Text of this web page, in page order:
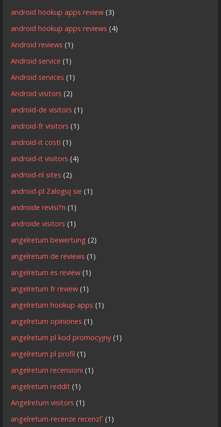
android hookup apps review (3)
android hookup apps reviews (4)
Android reviews (1)
Android service (1)
Android services (1)
Android visitors (2)
android-de visitors (1)
android-fr visitors (1)
android-it costi (1)
android-it visitors (4)
android-nl sites (2)
android-pl Zaloguj sie (1)
androide revisi?n (1)
androide visitors (1)
angelreturn bewertung (2)
angelreturn de reviews (1)
angelreturn es review (1)
angelreturn fr review (1)
angelreturn hookup apps (1)
angelreturn opiniones (1)
angelreturn pl kod promocyjny (1)
angelreturn pl profil (1)
angelreturn recensioni (1)
angelreturn reddit (1)
Angelreturn visitors (1)
angelreturn-recenze recenzГ­ (1)